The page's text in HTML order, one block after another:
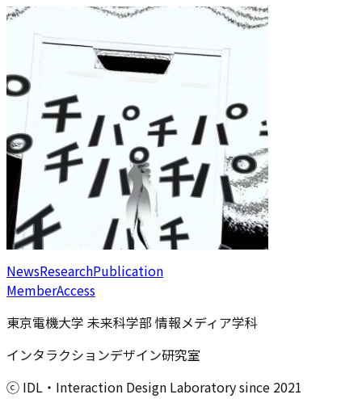
NewsResearchPublication
MemberAccess
東京電機大学 未来科学部 情報メディア学科
インタラクションデザイン研究室
ⓒ IDL・Interaction Design Laboratory since 2021